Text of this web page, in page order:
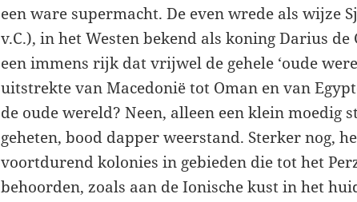
een ware supermacht. De even wrede als wijze
v.C.), in het Westen bekend als koning Darius de
een immens rijk dat vrijwel de gehele ‘oude
uitstrekte van Macedonië tot Oman en van
de oude wereld? Neen, alleen een klein moedig
geheten, bood dapper weerstand. Sterker nog,
voortdurend kolonies in gebieden die tot het
behoorden, zoals aan de Ionische kust in het